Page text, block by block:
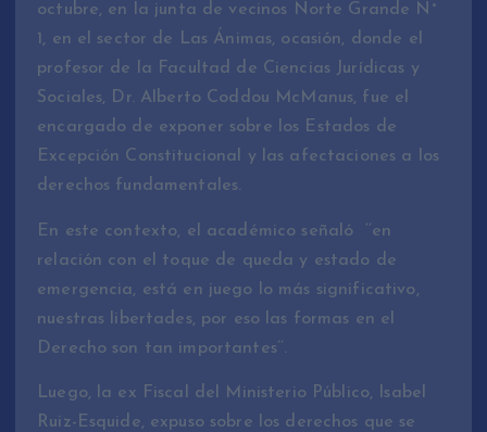
octubre, en la junta de vecinos Norte Grande N°
1, en el sector de Las Ánimas, ocasión, donde el
profesor de la Facultad de Ciencias Jurídicas y
Sociales, Dr. Alberto Coddou McManus, fue el
encargado de exponer sobre los Estados de
Excepción Constitucional y las afectaciones a los
derechos fundamentales.
En este contexto, el académico señaló ‘’en
relación con el toque de queda y estado de
emergencia, está en juego lo más significativo,
nuestras libertades, por eso las formas en el
Derecho son tan importantes’’.
Luego, la ex Fiscal del Ministerio Público, Isabel
Ruiz-Esquide, expuso sobre los derechos que se